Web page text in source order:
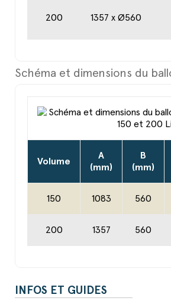
200 1357 x Ø560
Schéma et dimensions du
Volume
A
(mm)
B
(mm)
150 1083 560
200 1357 560
INFOS ET GUIDES